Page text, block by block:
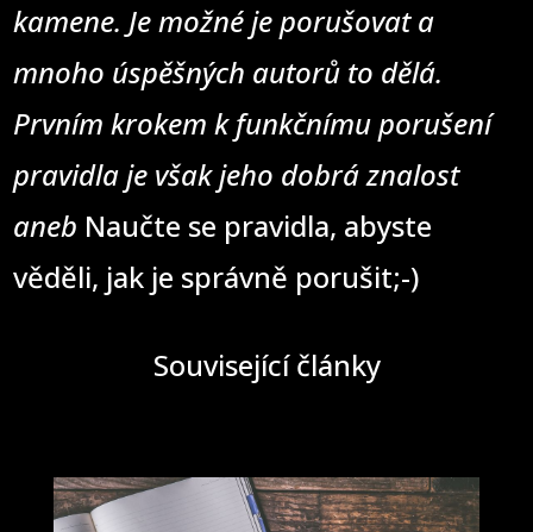
kamene. Je možné je porušovat a
mnoho úspěšných autorů to dělá.
Prvním krokem k funkčnímu porušení
pravidla je však jeho dobrá znalost
aneb Naučte se pravidla, abyste
věděli, jak je správně porušit;-)
Související články